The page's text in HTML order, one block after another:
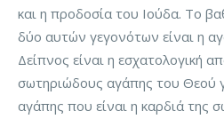
και η προδοσία του Ιούδα. Το
δύο αυτών γεγονότων είναι η
Δείπνος είναι η εσχατολογική
σωτηριώδους αγάπης του Θεού
αγάπης που είναι η καρδιά της